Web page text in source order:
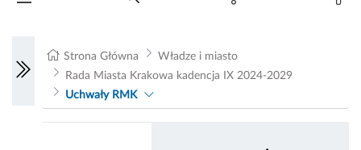
Strona Główna
Władze i miasto
Rada Miasta Krakowa kadencja IX 2024-2029
Uchwały RMK